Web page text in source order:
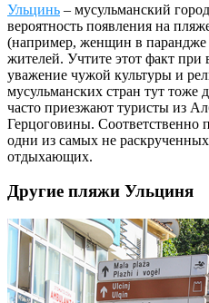
Ульцинь – мусульманский
вероятность появления на
(например, женщин в
жителей. Учтите этот факт
уважение чужой культуры и
мусульманских стран тут тоже
часто приезжают туристы из
Герцоговины. Соответственно
одни из самых не
отдыхающих.
Другие пляжи Ульциня